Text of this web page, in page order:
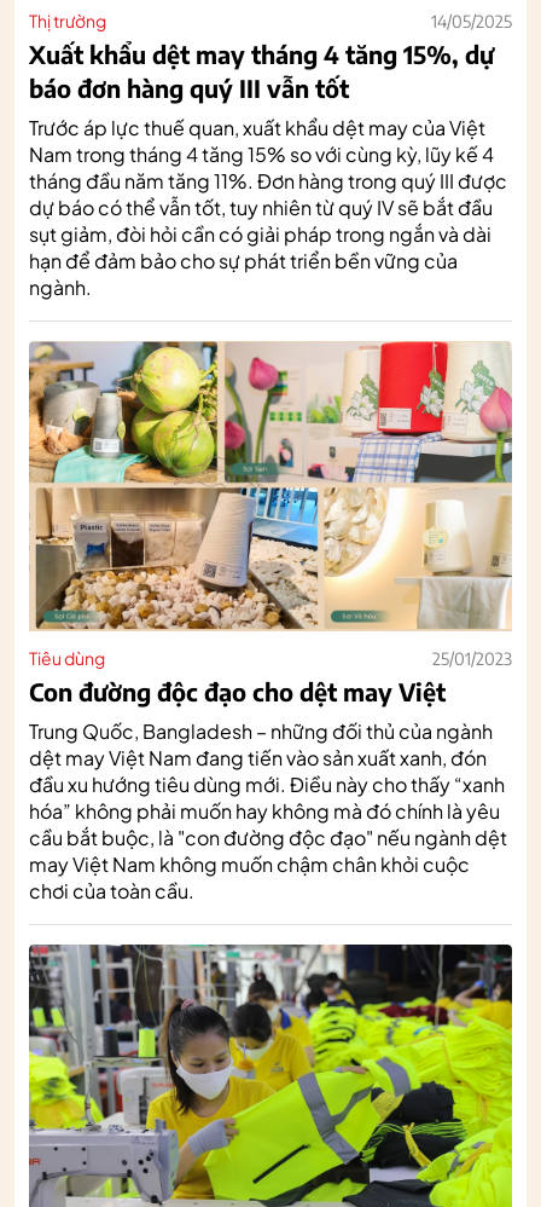
Thị trường 14/05/2025
Xuất khẩu dệt may tháng 4 tăng 15%, dự
báo đơn hàng quý III vẫn tốt
Trước áp lực thuế quan, xuất khẩu dệt may của Việt
Nam trong tháng 4 tăng 15% so với cùng kỳ, lũy kế 4
tháng đầu năm tăng 11%. Đơn hàng trong quý III được
dự báo có thể vẫn tốt, tuy nhiên từ quý IV sẽ bắt đầu
sụt giảm, đòi hỏi cần có giải pháp trong ngắn và dài
hạn để đảm bảo cho sự phát triển bền vững của
ngành.
Tiêu dùng 25/01/2023
Con đường độc đạo cho dệt may Việt
Trung Quốc, Bangladesh – những đối thủ của ngành
dệt may Việt Nam đang tiến vào sản xuất xanh, đón
đầu xu hướng tiêu dùng mới. Điều này cho thấy “xanh
hóa” không phải muốn hay không mà đó chính là yêu
cầu bắt buộc, là "con đường độc đạo" nếu ngành dệt
may Việt Nam không muốn chậm chân khỏi cuộc
chơi của toàn cầu.